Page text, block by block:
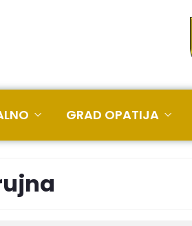
GRAD OPATIJA